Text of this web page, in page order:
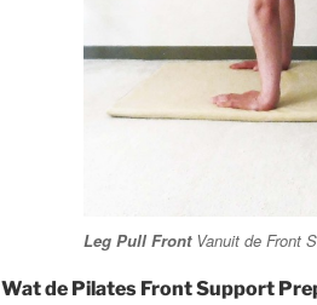
Leg Pull FrontVanuit de Front
Wat de Pilates Front Support